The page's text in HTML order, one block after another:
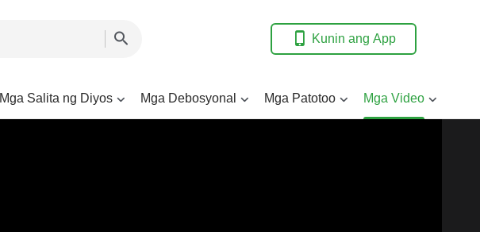
Kunin ang App
Mga Salita ng Diyos Mga Debosyonal Mga Patotoo Mga Video